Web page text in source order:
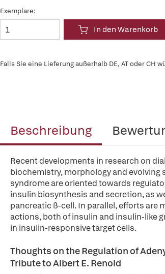
Exemplare:
In den Warenkorb
Falls Sie eine Lieferung außerhalb DE, AT oder CH
Beschreibung
Recent developments in research on
biochemistry, morphology and
syndrome are oriented towards
insulin biosynthesis and secretion, as
pancreatic ß-cell. In parallel, efforts are
actions, both of insulin and insulin-like
in insulin-responsive target cells.
Thoughts on the Regulation of
Tribute to Albert E. Renold